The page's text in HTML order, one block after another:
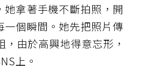
她拿著手機不斷拍照，開
一個瞬間。她先把照片傳
，由於高興地得意忘形，
上。